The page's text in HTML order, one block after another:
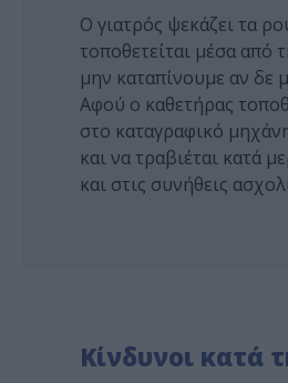
Ο γιατρός ψεκάζει τα
τοποθετείται μέσα από
μην καταπίνουμε αν δε
Αφού ο καθετήρας
στο καταγραφικό
και να τραβιέται κατά
και στις συνήθεις
Κίνδυνοι κατά